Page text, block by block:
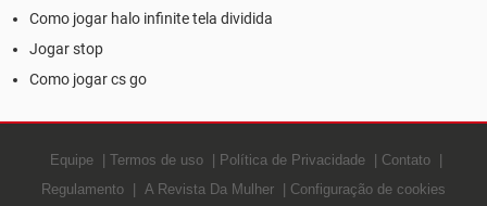
Como jogar halo infinite tela dividida
Jogar stop
Como jogar cs go
Equipe Termos de uso Política de Privacidade
Contato
Regulamento
A Revista Da Mulher Configuração de cookies